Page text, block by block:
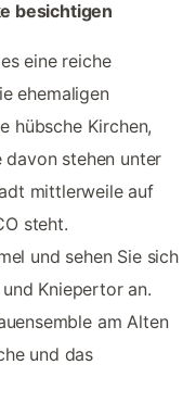
besichtigen
eine reiche
ehemaligen
hübsche Kirchen,
davon stehen unter
mittlerweile auf
steht.
und sehen Sie sich
Kniepertor an.
am Alten
und das